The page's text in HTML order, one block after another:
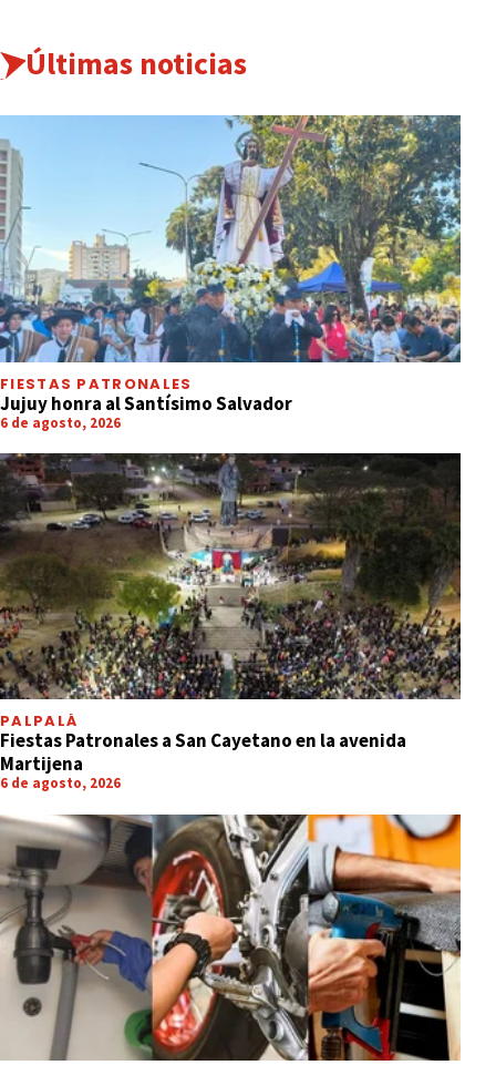
Últimas noticias
FIESTAS PATRONALES
Jujuy honra al Santísimo Salvador
6 de agosto, 2026
PALPALÁ
Fiestas Patronales a San Cayetano en la avenida
Martijena
6 de agosto, 2026